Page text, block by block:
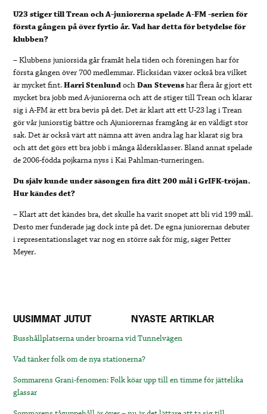
U23 stiger till Trean och A-juniorerna spelade A-FM -serien för
första gången på över fyrtio år. Vad har detta för betydelse för
klubben?
– Klubbens juniorsida går framåt hela tiden och föreningen har för
första gången över 700 medlemmar. Flicksidan växer också bra vilket
är mycket fint.Harri StenlundochDan Stevenshar flera år gjort ett
mycket bra jobb med A-juniorerna och att de stiger till Trean och klarar
sig i A-FM är ett bra bevis på det. Det är klart att ett U-23 lag i Trean
gör vår juniorstig bättre och Ajuniorernas framgång är en väldigt stor
sak. Det är också värt att nämna att även andra lag har klarat sig bra
och att det görs ett bra jobb i många åldersklasser. Bland annat spelade
de 2006-födda pojkarna nyss i Kai Pahlman-turneringen.
Du själv kunde under säsongen fira ditt 200 mål i GrIFK-tröjan.
Hur kändes det?
– Klart att det kändes bra, det skulle ha varit snopet att bli vid 199 mål.
Desto mer funderade jag dock inte på det. De egna juniorernas debuter
i representationslaget var nog en större sak för mig, säger Petter
Meyer.
UUSIMMAT JUTUT NYASTE ARTIKLAR
Busshållplatserna under broarna vid Tunnelvägen
Vad tänker folk om de nya stationerna?
Sommarens Grani-fenomen: Folk köar upp till en timme för jättelika
glassar